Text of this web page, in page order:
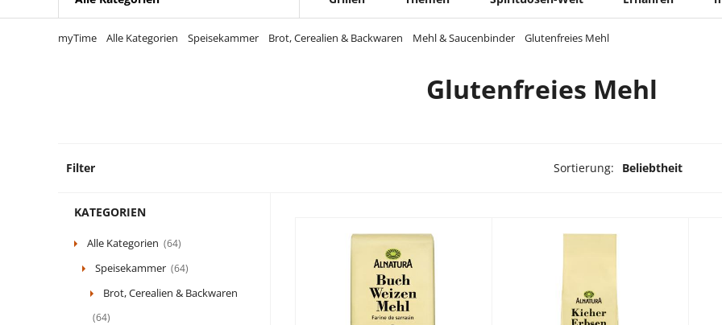
myTime Alle Kategorien Speisekammer Brot, Cerealien & Backwaren Mehl & Saucenbinder Glutenfreies Mehl
Glutenfreies Mehl
Filter Sortierung: Beliebtheit
KATEGORIEN
Alle Kategorien (64)
Speisekammer (64)
Brot, Cerealien & Backwaren
(64)